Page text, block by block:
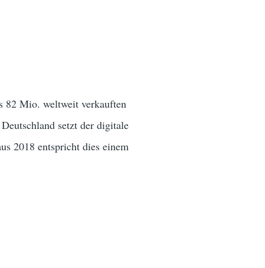
82 Mio. weltweit verkauften
setzt der digitale
2018 entspricht dies einem